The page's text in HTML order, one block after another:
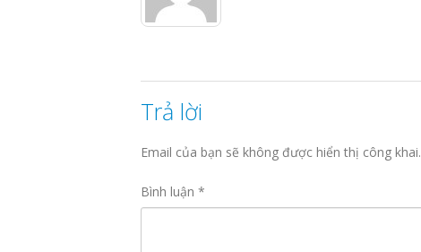
Trả lời
Email của bạn sẽ không được hiển thị công khai.
Bình luận *